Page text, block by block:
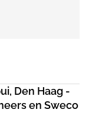
Den Haag -
en Sweco